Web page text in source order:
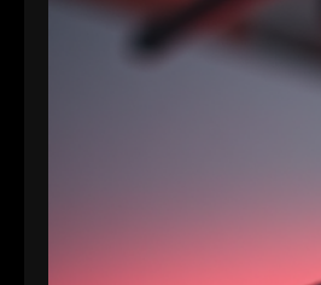
Bitrate abgestimmt. Hier sind
Formaten: 1. XAVC S-I DCI: •
intraframe-Version von XAVC
Auflösung (4096×2160)